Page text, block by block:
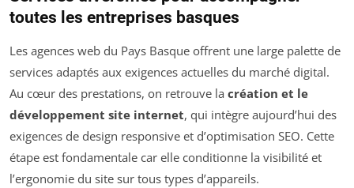
toutes les entreprises basques
Les agences web du Pays Basque offrent une large palette de
services adaptés aux exigences actuelles du marché digital.
Au cœur des prestations, on retrouve la création et le
développement site internet, qui intègre aujourd’hui des
exigences de design responsive et d’optimisation SEO. Cette
étape est fondamentale car elle conditionne la visibilité et
l’ergonomie du site sur tous types d’appareils.